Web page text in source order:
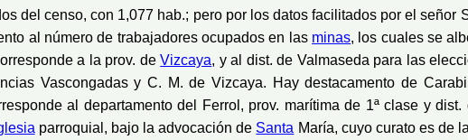
del censo, con 1,077 hab.; pero por los datos facilitados por el señor
al número de trabajadores ocupados en las minas, los cuales se
a la prov. deVizcaya, y al dist. de Valmaseda para las
Vascongadas y C. M. de Vizcaya. Hay destacamento de
al departamento del Ferrol, prov. marítima de 1ª clase y
parroquial, bajo la advocación de Santa María, cuyo curato es de